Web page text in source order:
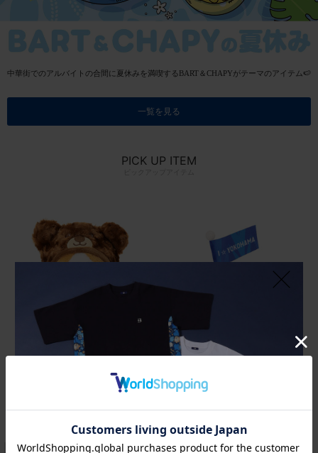
中華街でのアルバイトの合間に夏休みを満喫するBART＆CHAPYがテーマのアイテム🍉
一覧を見る
PICK UP ITEM
横浜DeNAベイスターズ15th記念/マ
¥4,800(税込)
コット/VISITOR/DB.スターマン